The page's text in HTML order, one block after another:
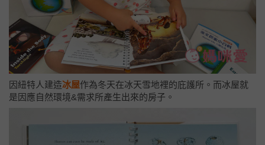
因紐特人建造冰屋作為冬天在冰天雪地裡的庇護所。而冰屋就
是因應自然環境&需求所產生出來的房子。